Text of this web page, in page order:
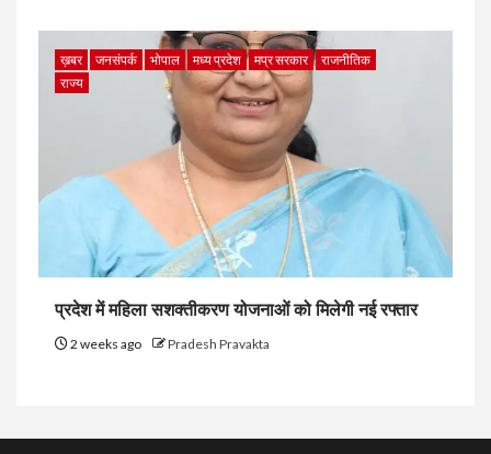
ख़बर जनसंपर्क भोपाल मध्य प्रदेश मप्र सरकार
राजनीतिक
राज्य
प्रदेश में महिला सशक्तीकरण योजनाओं को मिलेगी नई रफ्तार
2 weeks ago Pradesh Pravakta